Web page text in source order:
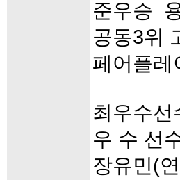
준우승
공동3위
페어플레
최우수
우 수 선
장유민(